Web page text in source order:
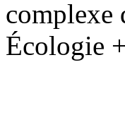
complexe
Écologie